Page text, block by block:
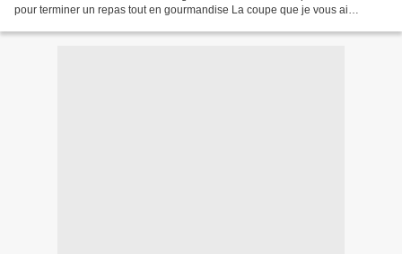
pour terminer un repas tout en gourmandise La coupe que je vous ai